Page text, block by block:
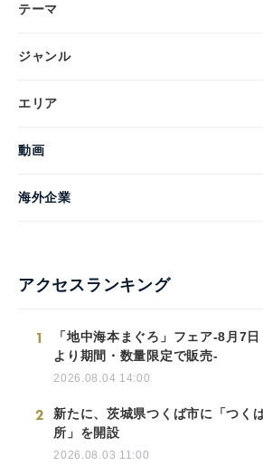
テーマ
ジャンル
エリア
動画
海外企業
アクセスランキング
1
「地中海本まぐろ」フェア-8月7日
より期間・数量限定で販売-
2026.08.04 14:00
2
新たに、茨城県つくば市に「つく
所」を開設
2026.08.03 11:00